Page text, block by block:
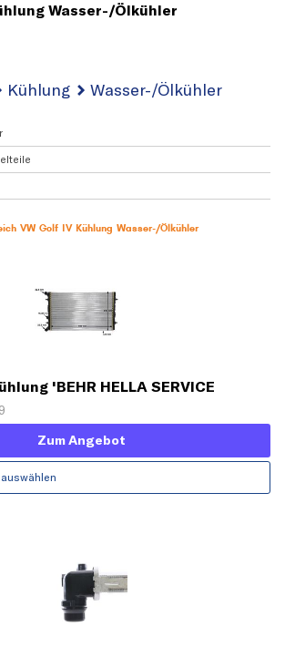
Wasser-/Ölkühler
Kühlung Wasser-/Ölkühler
VW Golf IV Kühlung Wasser-/Ölkühler
'BEHR HELLA SERVICE
Zum Angebot